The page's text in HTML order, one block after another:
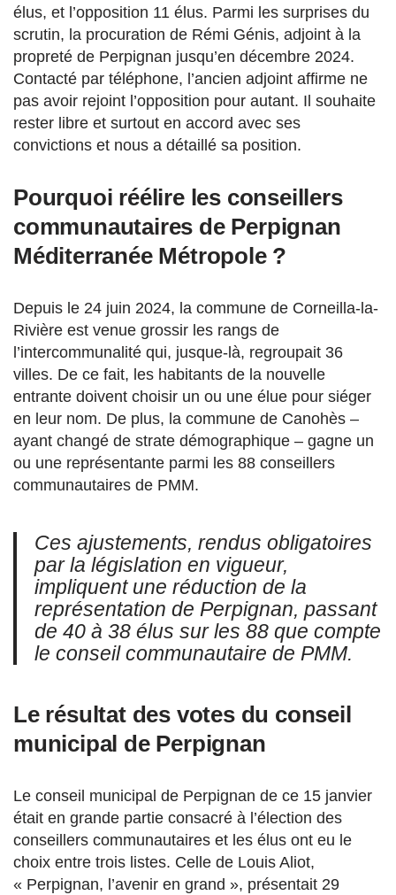
élus, et l’opposition 11 élus. Parmi les surprises du
scrutin, la procuration de Rémi Génis, adjoint à la
propreté de Perpignan jusqu’en décembre 2024.
Contacté par téléphone, l’ancien adjoint affirme ne
pas avoir rejoint l’opposition pour autant. Il souhaite
rester libre et surtout en accord avec ses
convictions et nous a détaillé sa position.
Pourquoi réélire les conseillers
communautaires de Perpignan
Méditerranée Métropole ?
Depuis le 24 juin 2024, la commune de Corneilla-la-
Rivière est venue grossir les rangs de
l’intercommunalité qui, jusque-là, regroupait 36
villes. De ce fait, les habitants de la nouvelle
entrante doivent choisir un ou une élue pour siéger
en leur nom. De plus, la commune de Canohès –
ayant changé de strate démographique – gagne un
ou une représentante parmi les 88 conseillers
communautaires de PMM.
Ces ajustements, rendus obligatoires
par la législation en vigueur,
impliquent une réduction de la
représentation de Perpignan, passant
de 40 à 38 élus sur les 88 que compte
le conseil communautaire de PMM.
Le résultat des votes du conseil
municipal de Perpignan
Le conseil municipal de Perpignan de ce 15 janvier
était en grande partie consacré à l’élection des
conseillers communautaires et les élus ont eu le
choix entre trois listes. Celle de Louis Aliot,
« Perpignan, l’avenir en grand », présentait 29